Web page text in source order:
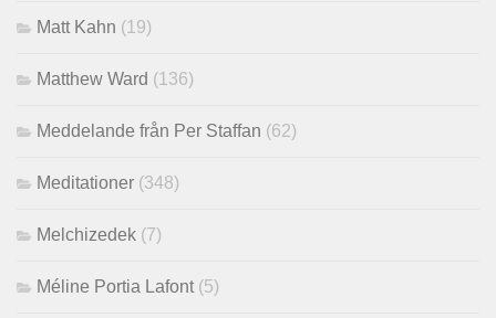
Matt Kahn (19)
Matthew Ward (136)
Meddelande från Per Staffan (62)
Meditationer (348)
Melchizedek (7)
Méline Portia Lafont (5)